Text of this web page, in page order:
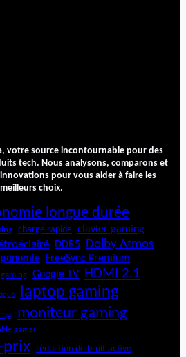
votre source incontournable pour des
tech. Nous analysons, comparons et
pour vous aider à faire les
meilleurs choix.
longue durée
charge rapide clavier gaming
DDR5 Dolby Atmos
FreeSync Premium
gaming Google TV HDMI 2.1
laptop gaming
moniteur gaming
gamer
prix réduction de bruit active